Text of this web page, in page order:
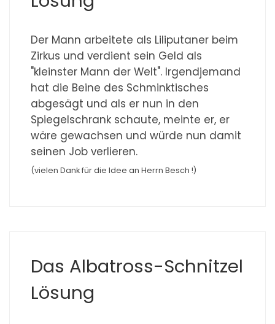
Der Mann arbeitete als Liliputaner beim
Zirkus und verdient sein Geld als
"kleinster Mann der Welt". Irgendjemand
hat die Beine des Schminktisches
abgesägt und als er nun in den
Spiegelschrank schaute, meinte er, er
wäre gewachsen und würde nun damit
seinen Job verlieren.
(vielen Dank für die Idee an Herrn Besch !)
Das Albatross-Schnitzel
Lösung